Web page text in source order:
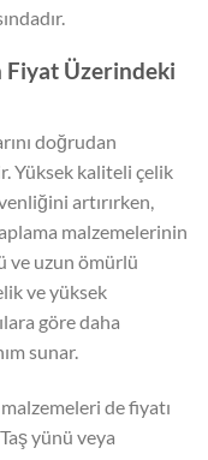
Fiyat Üzerindeki
doğrudan
Yüksek kaliteli çelik
artırırken,
malzemelerinin
ve uzun ömürlü
ve yüksek
göre daha
sunar.
de fiyatı
yünü veya